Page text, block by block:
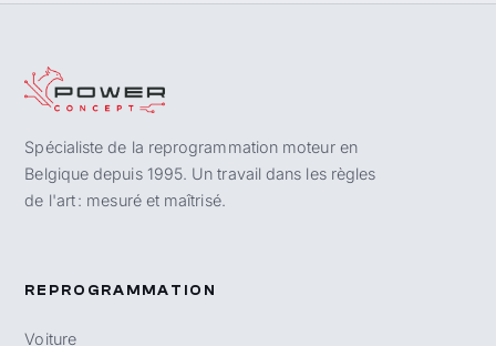
Spécialiste de la reprogrammation moteur en
Belgique depuis 1995. Un travail dans les règles
de l'art : mesuré et maîtrisé.
REPROGRAMMATION
Voiture